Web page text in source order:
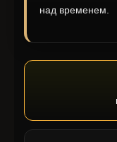
над временем.